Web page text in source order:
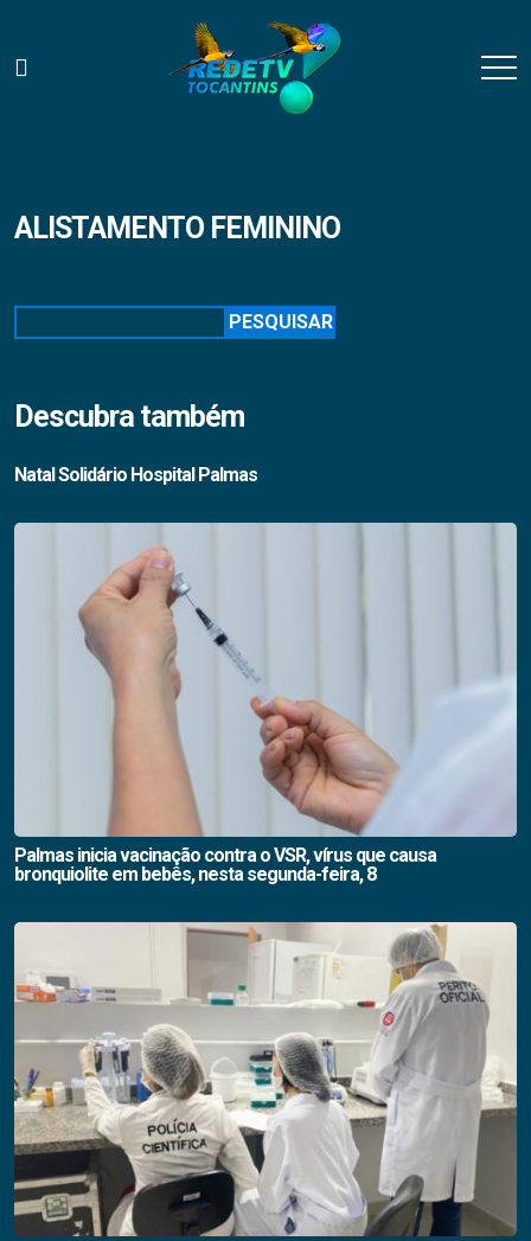
ALISTAMENTO FEMININO
PESQUISAR
Descubra também
Natal Solidário Hospital Palmas
Palmas inicia vacinação contra o VSR, vírus que causa
bronquiolite em bebês, nesta segunda-feira, 8